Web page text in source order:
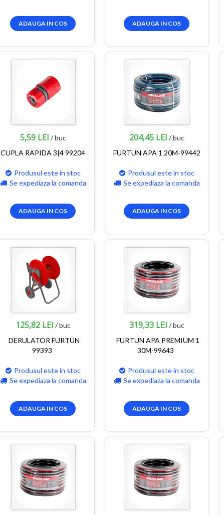
ADAUGA IN COS ADAUGA IN COS
5,59 LEI / buc
CUPLA RAPIDA 3|4 99204
Produsul este in stoc
Se expediaza la comanda
ADAUGA IN COS
204,45 LEI / buc
FURTUN APA 1 20M-99442
Produsul este in stoc
Se expediaza la comanda
ADAUGA IN COS
125,82 LEI / buc
DERULATOR FURTUN
99393
Produsul este in stoc
Se expediaza la comanda
ADAUGA IN COS
319,33 LEI / buc
FURTUN APA PREMIUM 1
30M-99643
Produsul este in stoc
Se expediaza la comanda
ADAUGA IN COS